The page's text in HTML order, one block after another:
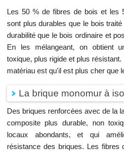
Les 50 % de fibres de bois et les
sont plus durables que le bois
durabilité que le bois ordinaire et
En les mélangeant, on obtient
toxique, plus rigide et plus
matériau est qu'il est plus cher que
La brique monomur à
Des briques renforcées avec de la
composite plus durable, non
locaux abondants, et qui
résistance des briques. Les fibres